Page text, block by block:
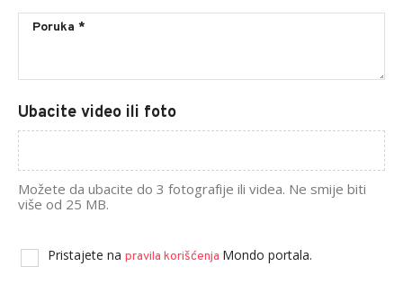
Ubacite video ili foto
Možete da ubacite do 3 fotografije ili videa. Ne smije biti
više od 25 MB.
Pristajete na pravila korišćenja Mondo portala.